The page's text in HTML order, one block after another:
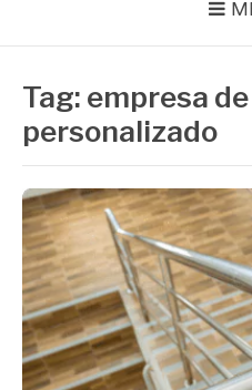
Tag: empresa
personalizado